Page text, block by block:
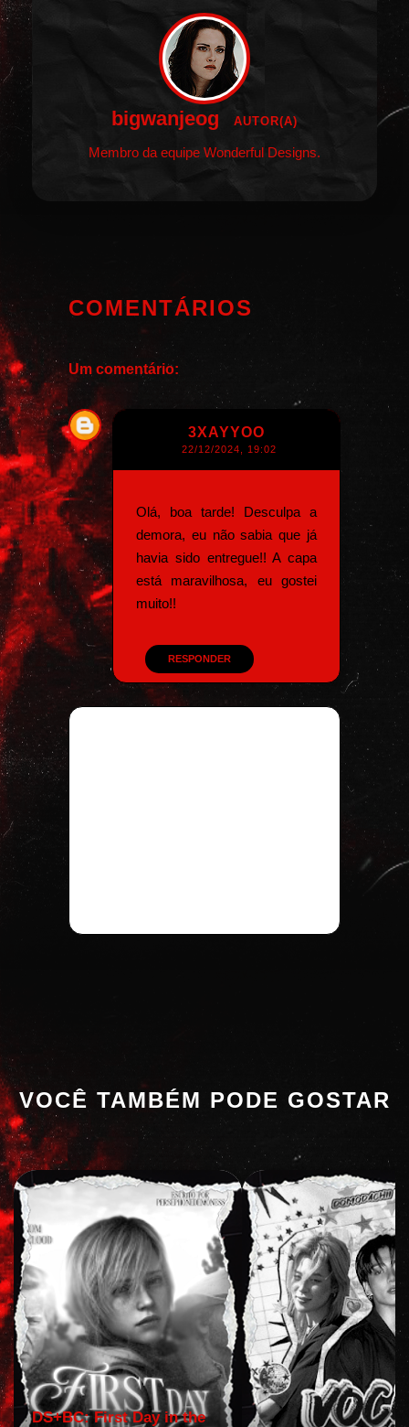
bigwanjeog AUTOR(A)
Membro da equipe Wonderful Designs.
COMENTÁRIOS
Um comentário:
3XAYYOO
22/12/2024, 19:02
Olá, boa tarde! Desculpa a
demora, eu não sabia que já
havia sido entregue!! A capa
está maravilhosa, eu gostei
muito!!
RESPONDER
VOCÊ TAMBÉM PODE GOSTAR
DS+BC: First Day in the